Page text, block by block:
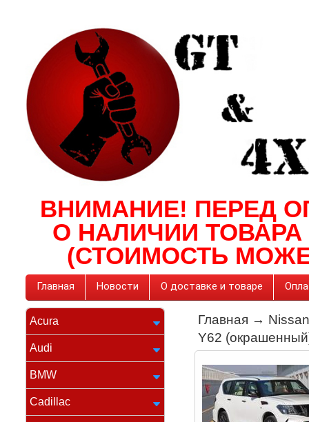
ВНИМАНИЕ! ПЕРЕД
О НАЛИЧИИ
(СТОИМОСТЬ
Главная Новости О доставке и товаре
Acura
Audi
BMW
Cadillac
Главная → Nissan
Y62